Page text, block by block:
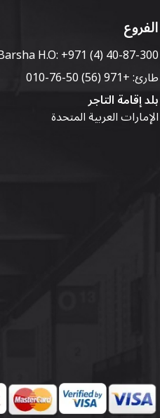
الفروع
H.O:+971 (4) 40-87-300
طارئ:+971 (56) 50-76-010
بلد إقامة التاجر
الإمارات العربية المتحدة